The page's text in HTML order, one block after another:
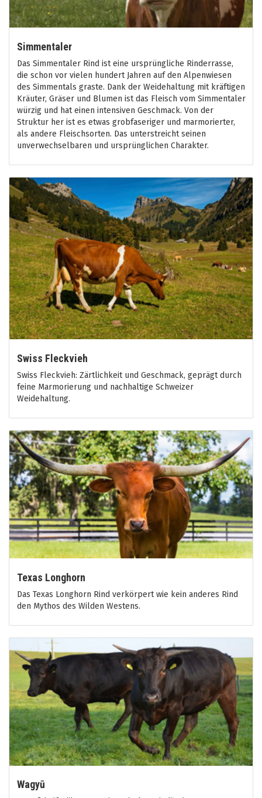
Simmentaler
Das Simmentaler Rind ist eine ursprüngliche Rinderrasse,
die schon vor vielen hundert Jahren auf den Alpenwiesen
des Simmentals graste. Dank der Weidehaltung mit kräftigen
Kräuter, Gräser und Blumen ist das Fleisch vom Simmentaler
würzig und hat einen intensiven Geschmack. Von der
Struktur her ist es etwas grobfaseriger und marmorierter,
als andere Fleischsorten. Das unterstreicht seinen
unverwechselbaren und ursprünglichen Charakter.
Swiss Fleckvieh
Swiss Fleckvieh: Zärtlichkeit und Geschmack, geprägt durch
feine Marmorierung und nachhaltige Schweizer
Weidehaltung.
Texas Longhorn
Das Texas Longhorn Rind verkörpert wie kein anderes Rind
den Mythos des Wilden Westens.
Wagyū